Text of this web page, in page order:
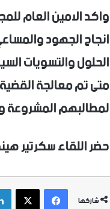
واكد الامين العام
انجاح الجهود
الحلول والتسويات
متى تم معالجة
لمطالبهم المشروعة
حضر اللقاء سكرتير
شاركها فيسبوك
‫X